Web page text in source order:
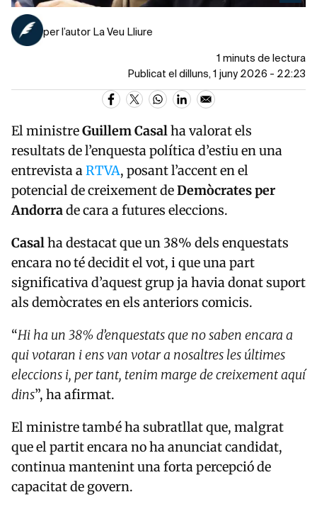
per l’autor La Veu Lliure
1 minuts de lectura
Publicat el dilluns, 1 juny 2026 - 22:23
El ministreGuillem Casalha valorat els
resultats de l’enquesta política d’estiu en una
entrevista aRTVA, posant l’accent en el
potencial de creixement deDemòcrates per
Andorrade cara a futures eleccions.
Casalha destacat que un 38% dels enquestats
encara no té decidit el vot, i que una part
significativa d’aquest grup ja havia donat suport
als demòcrates en els anteriors comicis.
“Hi ha un 38% d’enquestats que no saben encara a
qui votaran i ens van votar a nosaltres les últimes
eleccions i, per tant, tenim marge de creixement aquí
dins”, ha afirmat.
El ministre també ha subratllat que, malgrat
que el partit encara no ha anunciat candidat,
continua mantenint una forta percepció de
capacitat de govern.